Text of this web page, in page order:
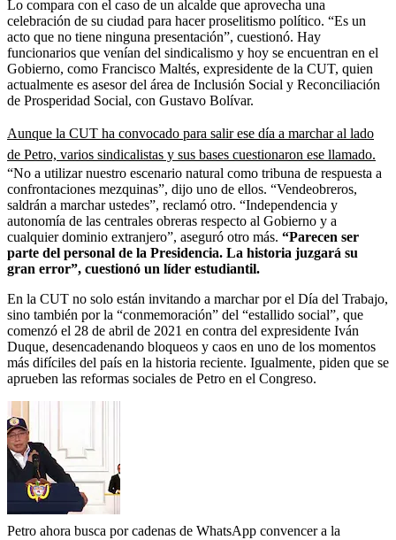
Lo compara con el caso de un alcalde que aprovecha una
celebración de su ciudad para hacer proselitismo político. “Es un
acto que no tiene ninguna presentación”, cuestionó. Hay
funcionarios que venían del sindicalismo y hoy se encuentran en el
Gobierno, como Francisco Maltés, expresidente de la CUT, quien
actualmente es asesor del área de Inclusión Social y Reconciliación
de Prosperidad Social, con Gustavo Bolívar.
Aunque la CUT ha convocado para salir ese día a marchar al lado
de Petro, varios sindicalistas y sus bases cuestionaron ese llamado.
“No a utilizar nuestro escenario natural como tribuna de respuesta a
confrontaciones mezquinas”, dijo uno de ellos. “Vendeobreros,
saldrán a marchar ustedes”, reclamó otro. “Independencia y
autonomía de las centrales obreras respecto al Gobierno y a
cualquier dominio extranjero”, aseguró otro más. “Parecen ser
parte del personal de la Presidencia. La historia juzgará su
gran error”, cuestionó un líder estudiantil.
En la CUT no solo están invitando a marchar por el Día del Trabajo,
sino también por la “conmemoración” del “estallido social”, que
comenzó el 28 de abril de 2021 en contra del expresidente Iván
Duque, desencadenando bloqueos y caos en uno de los momentos
más difíciles del país en la historia reciente. Igualmente, piden que se
aprueben las reformas sociales de Petro en el Congreso.
Petro ahora busca por cadenas de WhatsApp convencer a la